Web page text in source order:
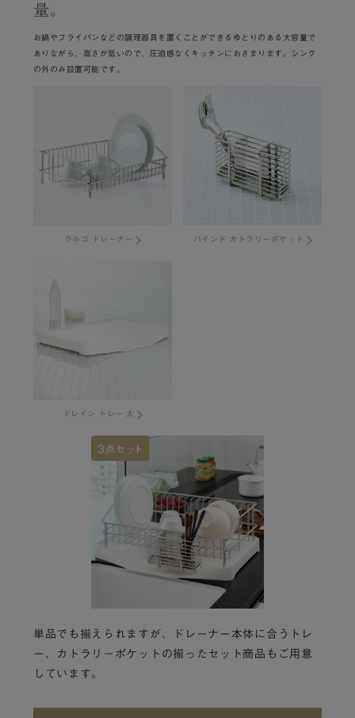
量。
お鍋やフライパンなどの調理器具を置くことができるゆとりのある大容量で
ありながら、高さが低いので、圧迫感なくキッチンにおさまります。シンク
の外のみ設置可能です。
ラルゴ ドレーナー バインド カトラリーポケット
ドレイン トレー 大
単品でも揃えられますが、ドレーナー本体に合うトレ
ー、カトラリーポケットの揃ったセット商品もご用意
しています。